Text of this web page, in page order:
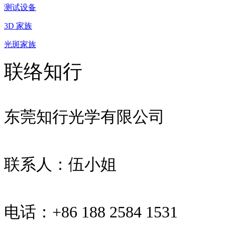
测试设备
3D 家族
光斑家族
联络知行
东莞知行光学有限公司
联系人：伍小姐
电话：+86 188 2584 1531